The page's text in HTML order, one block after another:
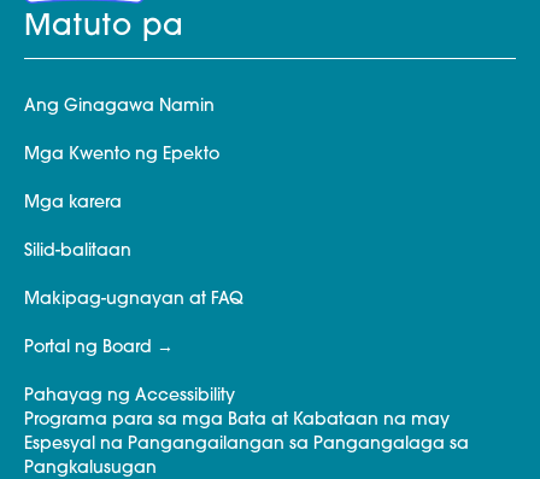
Matuto pa
Ang Ginagawa Namin
Mga Kwento ng Epekto
Mga karera
Silid-balitaan
Makipag-ugnayan at FAQ
Portal ng Board
Pahayag ng Accessibility
Programa para sa mga Bata at Kabataan na may
Espesyal na Pangangailangan sa Pangangalaga sa
Pangkalusugan